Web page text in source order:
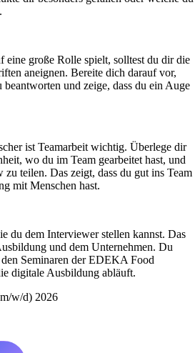
eine große Rolle spielt, solltest du dir die
aneignen. Bereite dich darauf vor,
beantworten und zeige, dass du ein Auge
ist Teamarbeit wichtig. Überlege dir
wo du im Team gearbeitet hast, und
zu teilen. Das zeigt, dass du gut ins Team
mit Menschen hast.
du dem Interviewer stellen kannst. Das
und dem Unternehmen. Du
Seminaren der EDEKA Food
digitale Ausbildung abläuft.
w/d) 2026